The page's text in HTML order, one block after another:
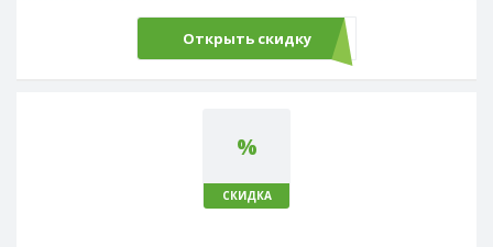
Открыть скидку
%
СКИДКА